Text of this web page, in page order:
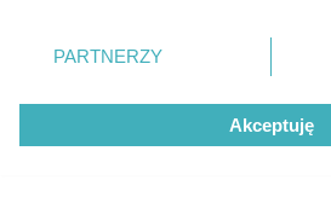
wykorzystanie utworów w całości lub w
bez właściwej zgody, jest zabronione pod
zmienić/wycofać klikając przycisk
znajdujący się w lewym dolnym
rodzaje przetwarzania danych nie
użytkownika, ale masz prawo
przetwarzaniu. Preferencje będą
PARTNERZY
Akceptuję